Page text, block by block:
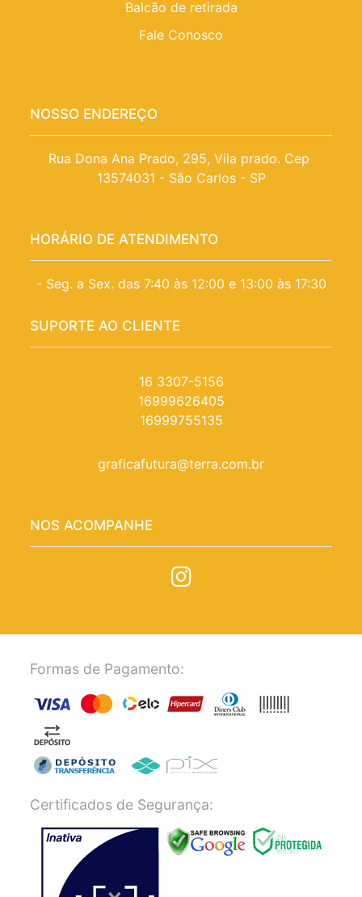
Balcão de retirada
Fale Conosco
NOSSO ENDEREÇO
Rua Dona Ana Prado, 295, Vila prado. Cep
13574031 - São Carlos - SP
HORÁRIO DE ATENDIMENTO
- Seg. a Sex. das 7:40 às 12:00 e 13:00 às 17:30
SUPORTE AO CLIENTE
16 3307-5156
16999626405
16999755135
graficafutura@terra.com.br
NOS ACOMPANHE
Formas de Pagamento:
Certificados de Segurança: